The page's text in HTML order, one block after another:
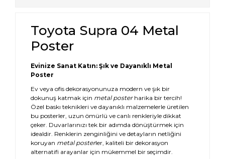
Toyota Supra 04 Metal
Poster
Evinize Sanat Katın: Şık ve Dayanıklı Metal
Poster
Ev veya ofis dekorasyonunuza modern ve şık bir
dokunuş katmak için metal posterharika bir tercih!
Özel baskı teknikleri ve dayanıklı malzemelerle üretilen
bu posterler, uzun ömürlü ve canlı renkleriyle dikkat
çeker. Duvarlarınızı tek bir adımda dönüştürmek için
idealdir. Renklerin zenginliğini ve detayların netliğini
koruyan metal posterler, kaliteli bir dekorasyon
alternatifi arayanlar için mükemmel bir seçimdir.